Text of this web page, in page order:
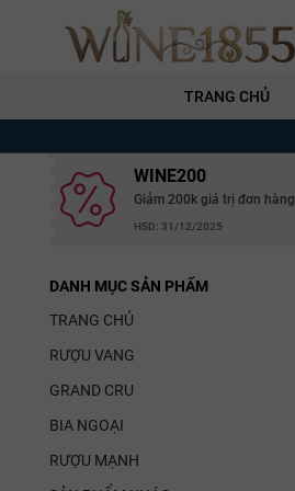
TRANG CHỦ
WINE200
Giảm 200k giá trị đơn hàng
HSD: 31/12/2025
DANH MỤC SẢN PHẨM
TRANG CHỦ
RƯỢU VANG
GRAND CRU
BIA NGOẠI
RƯỢU MẠNH